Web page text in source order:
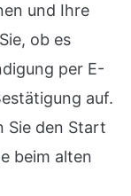
und Ihre
ob es
per E-
auf.
Sie den Start
beim alten